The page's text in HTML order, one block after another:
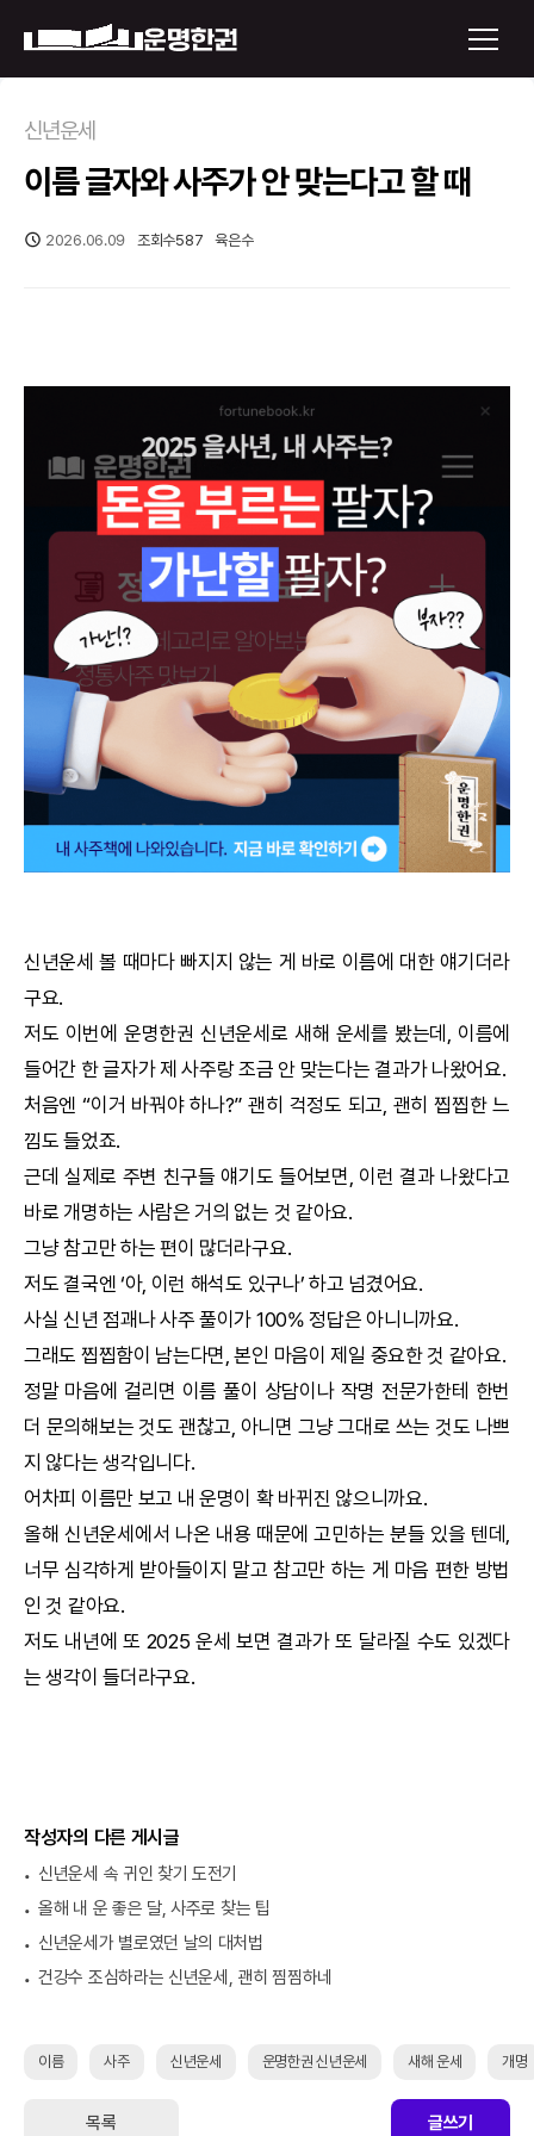
운명한권 보기
미래 배우자 얼굴
신년운세
오늘의 운세
궁합
택일
작명
꿈해몽
수리사주
문의사항
신년운세
이름 글자와 사주가 안 맞는다고 할 때
2026.06.09 조회수587 육은수
신년운세 볼 때마다 빠지지 않는 게 바로 이름에 대한 얘기더라
구요.
저도 이번에운명한권 신년운세 로 새해 운세를 봤는데, 이름에
들어간 한 글자가 제 사주랑 조금 안 맞는다는 결과가 나왔어요.
처음엔 “이거 바꿔야 하나?” 괜히 걱정도 되고, 괜히 찝찝한 느
낌도 들었죠.
근데 실제로 주변 친구들 얘기도 들어보면, 이런 결과 나왔다고
바로 개명하는 사람은 거의 없는 것 같아요.
그냥 참고만 하는 편이 많더라구요.
저도 결국엔 ‘아, 이런 해석도 있구나’ 하고 넘겼어요.
사실 신년 점괘나 사주 풀이가 100% 정답은 아니니까요.
그래도 찝찝함이 남는다면, 본인 마음이 제일 중요한 것 같아요.
정말 마음에 걸리면 이름 풀이 상담이나 작명 전문가한테 한번
더 문의해보는 것도 괜찮고, 아니면 그냥 그대로 쓰는 것도 나쁘
지 않다는 생각입니다.
어차피 이름만 보고 내 운명이 확 바뀌진 않으니까요.
올해 신년운세 에서 나온 내용 때문에 고민하는 분들 있을 텐데,
너무 심각하게 받아들이지 말고 참고만 하는 게 마음 편한 방법
인 것 같아요.
저도 내년에 또 2025 운세 보면 결과가 또 달라질 수도 있겠다
는 생각이 들더라구요.
작성자의 다른 게시글
신년운세 속 귀인 찾기 도전기
올해 내 운 좋은 달, 사주로 찾는 팁
신년운세가 별로였던 날의 대처법
건강수 조심하라는 신년운세, 괜히 찜찜하네
이름 사주 신년운세 운명한권 신년운세 새해 운세 개명
목록 글쓰기